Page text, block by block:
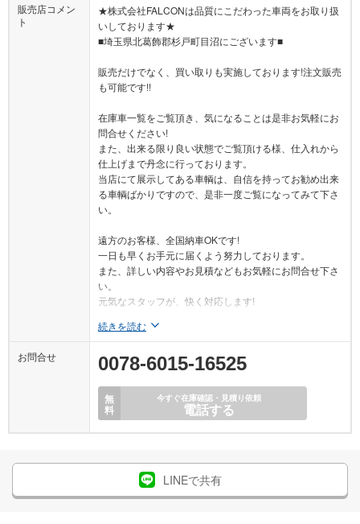
販売店コメン
ト
★株式会社FALCONは品質にこだわった車両をお取り扱
いしております★
■埼玉県北葛飾郡杉戸町目沼にございます■
販売だけでなく、買い取りも実施しております!注文販売
も可能です!!
在庫車一覧をご覧頂き、気になることは是非お気軽にお
問合せください!
また、出来る限り良い状態でご覧頂ける様、仕入れから
仕上げまで丹念に行っております。
当店にて展示してある車輌は、自信を持ってお勧め出来
る車輌ばかりですので、是非一度ご覧になってみて下さ
い。
遠方のお客様、全国納車OKです!
一日も早くお手元に届くよう努力しております。
また、詳しい内容やお見積などもお気軽にお問合せ下さ
い。
元気なスタッフが、快く対応します!
続きを読む
お問合せ 0078-6015-16525
無
料
今すぐ在庫確認・見積り依頼
電話する
LINEで共有